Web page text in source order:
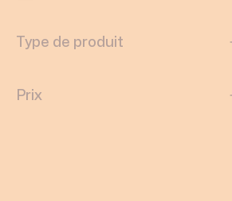
Type de produit
Prix